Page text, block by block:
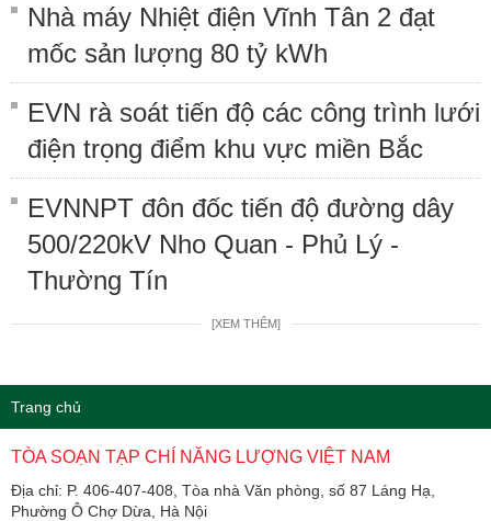
Nhà máy Nhiệt điện Vĩnh Tân 2 đạt
mốc sản lượng 80 tỷ kWh
EVN rà soát tiến độ các công trình lưới
điện trọng điểm khu vực miền Bắc
EVNNPT đôn đốc tiến độ đường dây
500/220kV Nho Quan - Phủ Lý -
Thường Tín
[XEM THÊM]
Trang chủ
TÒA SOẠN TẠP CHÍ NĂNG LƯỢNG VIỆT NAM
Địa chỉ: P. 406-407-408, Tòa nhà Văn phòng, số 87 Láng Hạ,
Phường Ô Chợ Dừa, Hà Nội